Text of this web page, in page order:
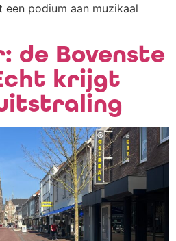
een podium aan muzikaal
de Bovenste
krijgt